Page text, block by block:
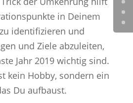
in Deinem
identifizieren und
und Ziele abzuleiten,
Jahr 2019 wichtig sind.
kein Hobby, sondern ein
Du aufbaust.